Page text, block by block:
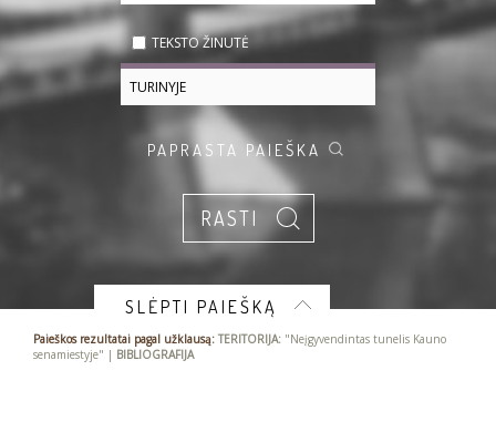
TEKSTO ŽINUTĖ
PAPRASTA PAIEŠKA
SLĖPTI PAIEŠKĄ
Paieškos rezultatai pagal užklausą: TERITORIJA: "Neįgyvendintas tunelis Kauno
senamiestyje" | BIBLIOGRAFIJA